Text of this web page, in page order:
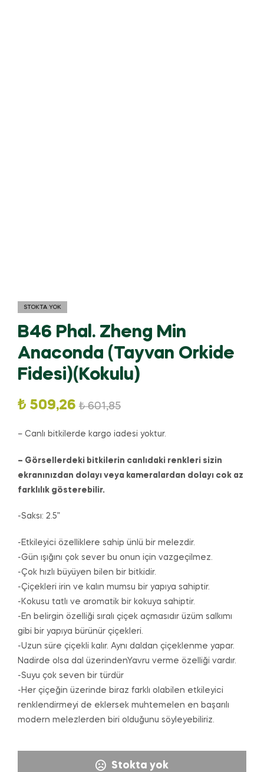
STOKTA YOK
B46 Phal. Zheng Min
Anaconda (Tayvan Orkide
Fidesi)(Kokulu)
₺601,85
₺ 509,26
– Canlı bitkilerde kargo iadesi yoktur.
– Görsellerdeki bitkilerin canlıdaki renkleri sizin
ekranınızdan dolayı veya kameralardan dolayı cok az
farklılık gösterebilir.
-Saksı: 2.5”
-Etkileyici özelliklere sahip ünlü bir melezdir.
-Gün ışığını çok sever bu onun için vazgeçilmez.
-Çok hızlı büyüyen bilen bir bitkidir.
-Çiçekleri irin ve kalın mumsu bir yapıya sahiptir.
-Kokusu tatlı ve aromatik bir kokuya sahiptir.
-En belirgin özelliği sıralı çiçek açmasıdır üzüm salkımı
gibi bir yapıya bürünür çiçekleri.
-Uzun süre çiçekli kalır. Aynı daldan çiçeklenme yapar.
Nadirde olsa dal üzerindenYavru verme özelliği vardır.
-Suyu çok seven bir türdür
-Her çiçeğin üzerinde biraz farklı olabilen etkileyici
renklendirmeyi de eklersek muhtemelen en başarılı
modern melezlerden biri olduğunu söyleyebiliriz.
Stokta yok